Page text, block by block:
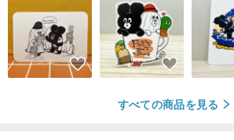
すべての商品を見る